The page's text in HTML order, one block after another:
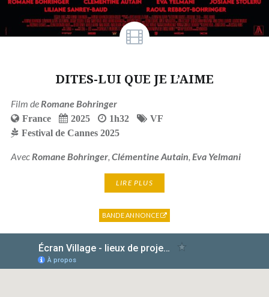
DITES-LUI QUE JE L’AIME
Film de Romane Bohringer
France 2025 1h32
VF
Festival de Cannes 2025
Avec Romane Bohringer, Clémentine Autain Eva Yelmani
LIRE PLUS
BANDE ANNONCE